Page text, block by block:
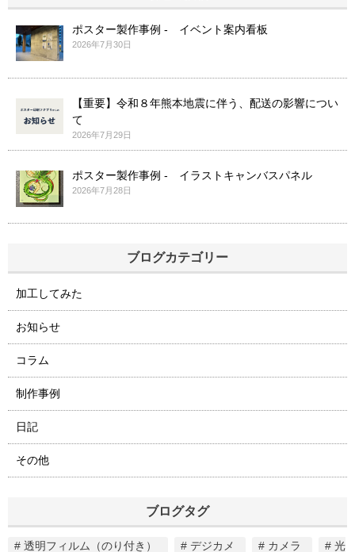
ポスター製作事例 - イベント案内看板
2026年7月30日
【重要】令和８年熊本地震に伴う、配送の影響につい
て
2026年7月29日
ポスター製作事例 - イラストキャンバスパネル
2026年7月28日
ブログカテゴリー
加工してみた
お知らせ
コラム
制作事例
日記
その他
ブログタグ
透明フィルム（のり付き） デジカメ カメラ 光